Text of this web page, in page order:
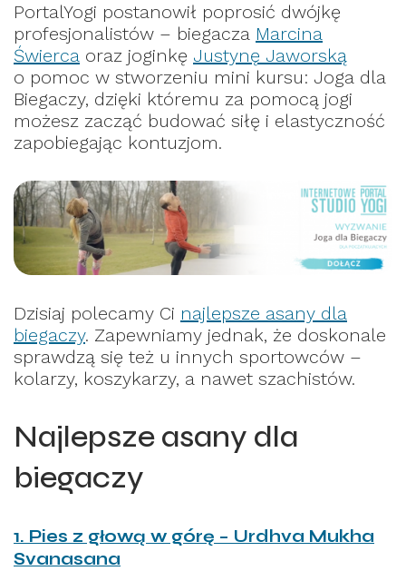
PortalYogi postanowił poprosić dwójkę
profesjonalistów – biegacza Marcina
Świerca oraz joginkę Justynę Jaworską
o pomoc w stworzeniu mini kursu: Joga dla
Biegaczy, dzięki któremu za pomocą jogi
możesz zacząć budować siłę i elastyczność
zapobiegając kontuzjom.
Dzisiaj polecamy Ci najlepsze asany dla
biegaczy. Zapewniamy jednak, że doskonale
sprawdzą się też u innych sportowców –
kolarzy, koszykarzy, a nawet szachistów.
Najlepsze asany dla
biegaczy
1. Pies z głową w górę – Urdhva Mukha
Svanasana